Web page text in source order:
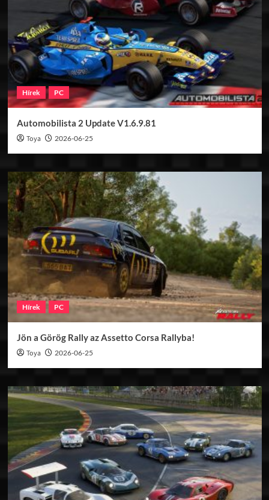
Hírek PC
Automobilista 2 Update V1.6.9.81
Toya 2026-06-25
Hírek PC
Jön a Görög Rally az Assetto Corsa Rallyba!
Toya 2026-06-25